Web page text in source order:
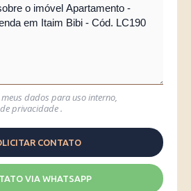
dados para uso interno,
privacidade.
VIA WHATSAPP